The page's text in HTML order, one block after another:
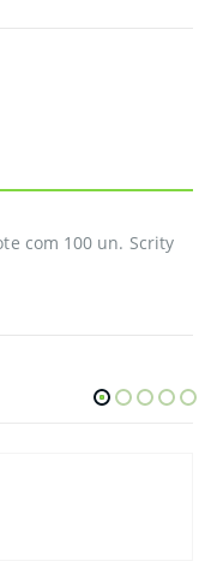
com 100 un. Scrity